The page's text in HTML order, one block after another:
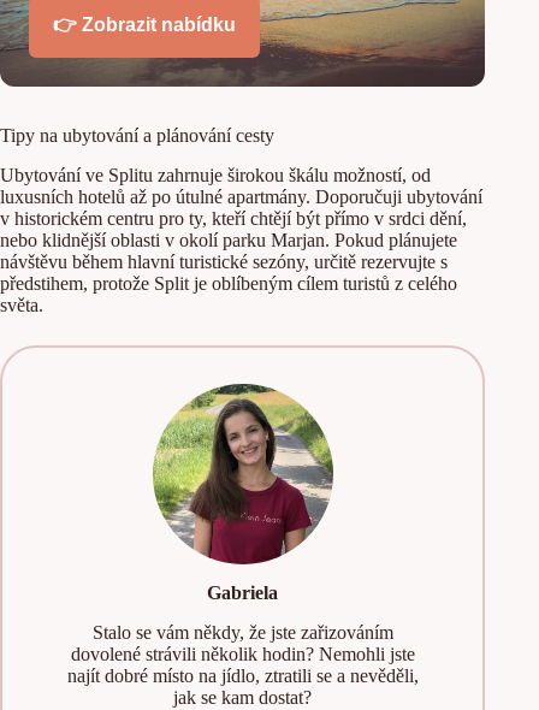
👉 Zobrazit nabídku
Tipy na ubytování a plánování cesty
Ubytování ve Splitu zahrnuje širokou škálu možností, od
luxusních hotelů až po útulné apartmány. Doporučuji ubytování
v historickém centru pro ty, kteří chtějí být přímo v srdci dění,
nebo klidnější oblasti v okolí parku Marjan. Pokud plánujete
návštěvu během hlavní turistické sezóny, určitě rezervujte s
předstihem, protože Split je oblíbeným cílem turistů z celého
světa.
Gabriela
Stalo se vám někdy, že jste zařizováním
dovolené strávili několik hodin? Nemohli jste
najít dobré místo na jídlo, ztratili se a nevěděli,
jak se kam dostat?